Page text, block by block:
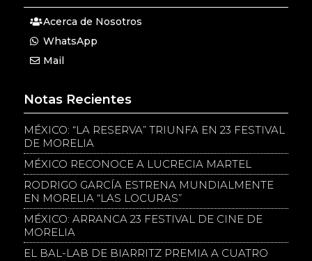
Acerca de Nosotros
WhatsApp
Mail
Notas Recientes
MÉXICO: “LA RESERVA” TRIUNFA EN 23 FESTIVAL
DE MORELIA
MÉXICO RECONOCE A LUCRECIA MARTEL
RODRIGO GARCÍA ESTRENA MUNDIALMENTE
EN MORELIA “LAS LOCURAS”
MÉXICO: ARRANCA 23 FESTIVAL DE CINE DE
MORELIA
EL BAL-LAB DE BIARRITZ PREMIA A CUATRO